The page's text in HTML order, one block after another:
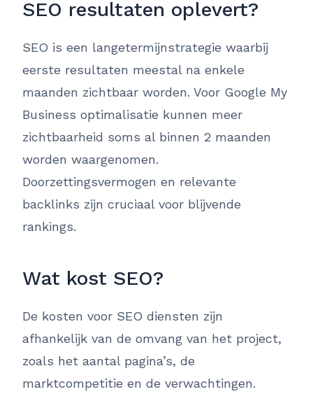
SEO resultaten oplevert?
SEO is een langetermijnstrategie waarbij
eerste resultaten meestal na enkele
maanden zichtbaar worden. Voor Google My
Business optimalisatie kunnen meer
zichtbaarheid soms al binnen 2 maanden
worden waargenomen.
Doorzettingsvermogen en relevante
backlinks zijn cruciaal voor blijvende
rankings.
Wat kost SEO?
De kosten voor SEO diensten zijn
afhankelijk van de omvang van het project,
zoals het aantal pagina’s, de
marktcompetitie en de verwachtingen.